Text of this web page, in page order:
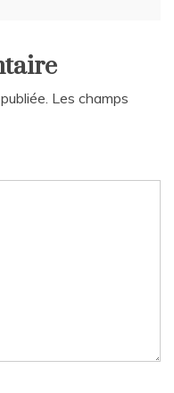
Les champs